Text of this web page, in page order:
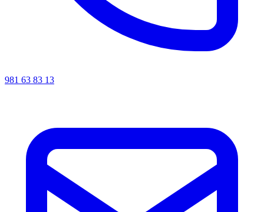
981 63 83 13